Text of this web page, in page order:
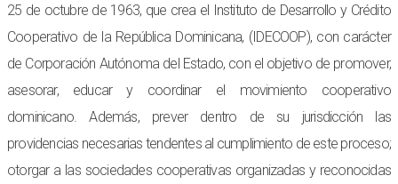
25 de octubre de 1963, que crea el Instituto de Desarrollo y Crédito
Cooperativo de la República Dominicana, (IDECOOP), con carácter
de Corporación Autónoma del Estado, con el objetivo de promover,
asesorar, educar y coordinar el movimiento cooperativo
dominicano. Además, prever dentro de su jurisdicción las
providencias necesarias tendentes al cumplimiento de este proceso;
otorgar a las sociedades cooperativas organizadas y reconocidas